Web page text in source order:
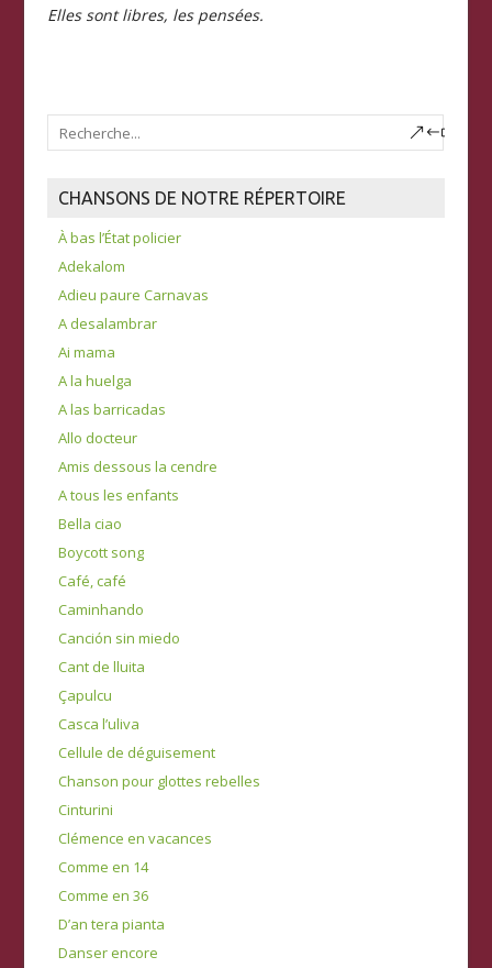
Elles sont libres, les pensées.
CHANSONS DE NOTRE RÉPERTOIRE
À bas l’État policier
Adekalom
Adieu paure Carnavas
A desalambrar
Ai mama
A la huelga
A las barricadas
Allo docteur
Amis dessous la cendre
A tous les enfants
Bella ciao
Boycott song
Café, café
Caminhando
Canción sin miedo
Cant de lluita
Çapulcu
Casca l’uliva
Cellule de déguisement
Chanson pour glottes rebelles
Cinturini
Clémence en vacances
Comme en 14
Comme en 36
D’an tera pianta
Danser encore